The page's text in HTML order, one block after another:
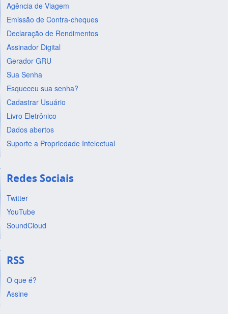
Agência de Viagem
Emissão de Contra-cheques
Declaração de Rendimentos
Assinador Digital
Gerador GRU
Sua Senha
Esqueceu sua senha?
Cadastrar Usuário
Livro Eletrônico
Dados abertos
Suporte a Propriedade Intelectual
Redes Sociais
Twitter
YouTube
SoundCloud
RSS
O que é?
Assine